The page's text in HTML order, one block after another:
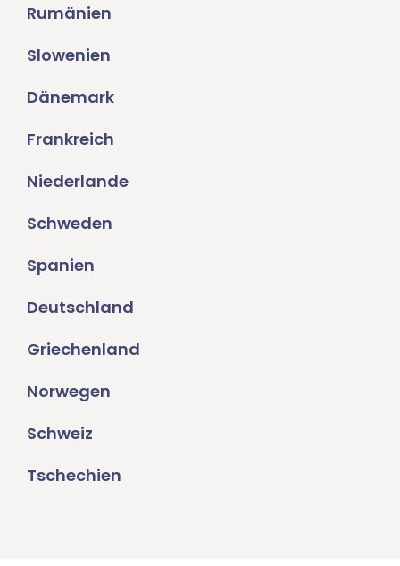
Rumänien
Slowenien
Dänemark
Frankreich
Niederlande
Schweden
Spanien
Deutschland
Griechenland
Norwegen
Schweiz
Tschechien